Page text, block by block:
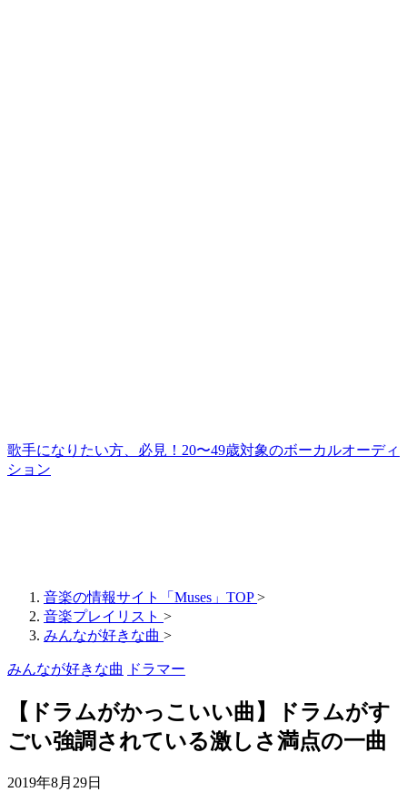
歌手になりたい方、必見！20〜49歳対象のボーカルオーディ
ション
音楽の情報サイト「Muses」TOP >
音楽プレイリスト >
みんなが好きな曲 >
みんなが好きな曲 ドラマー
【ドラムがかっこいい曲】ドラムがす
ごい強調されている激しさ満点の一曲
2019年8月29日